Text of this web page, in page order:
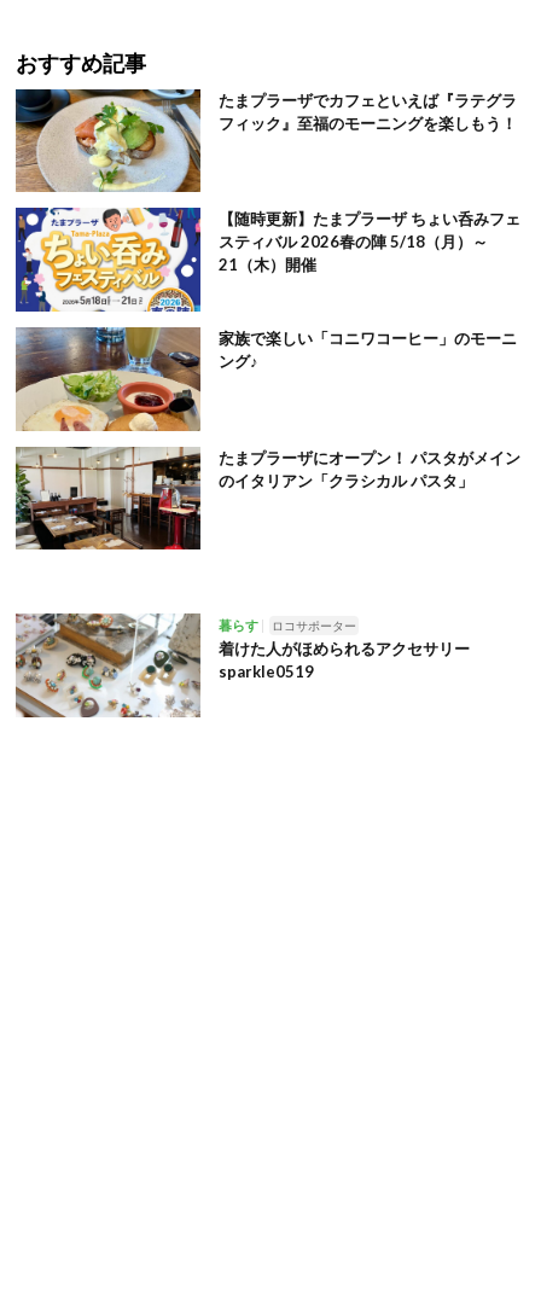
おすすめ記事
たまプラーザでカフェといえば『ラテグラ
フィック』至福のモーニングを楽しもう！
【随時更新】たまプラーザ ちょい呑みフェ
スティバル 2026春の陣 5/18（月）～
21（木）開催
家族で楽しい「コニワコーヒー」のモーニ
ング♪
たまプラーザにオープン！ パスタがメイン
のイタリアン「クラシカル パスタ」
暮らす ロコサポーター
着けた人がほめられるアクセサリー
sparkle0519